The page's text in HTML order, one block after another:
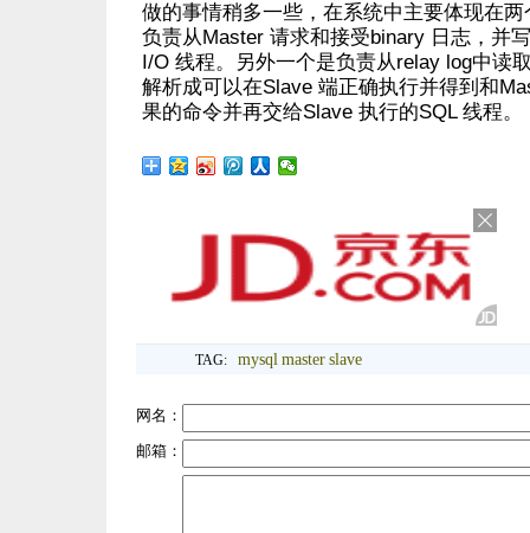
做的事情稍多一些，在系统中主要体现在
负责从Master 请求和接受binary 日志，并
I/O 线程。另外一个是负责从relay log中读
解析成可以在Slave 端正确执行并得到和
果的命令并再交给Slave 执行的SQL 线程。
TAG: mysql master slave
网名：
邮箱：